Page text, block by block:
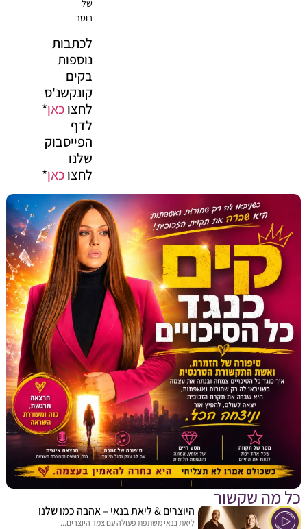
לכתבות
נוספות
קונקשנ'ס
לחצוכאן*
הפייסבוק
לחצוכאן*
שקשור
היוצרים & ליאת בנאי – אהבה כמו שלנו
ליאת בנאי משתפת פעולה עם צמד היוצרים...